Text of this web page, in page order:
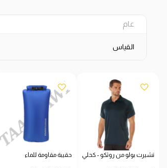
عام
القياس
تشيرت بولو من روثكو - كحلي حقيبة مقاومة للماء